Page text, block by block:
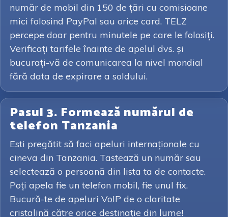
număr de mobil din 150 de țări cu comisioane
mici folosind PayPal sau orice card. TELZ
percepe doar pentru minutele pe care le folosiți.
Verificați tarifele înainte de apelul dvs. și
bucurați-vă de comunicarea la nivel mondial
fără data de expirare a soldului.
Pasul 3. Formează numărul de
telefon Tanzania
Esti pregătit să faci apeluri internaționale cu
cineva din Tanzania. Tastează un număr sau
selectează o persoană din lista ta de contacte.
Poți apela fie un telefon mobil, fie unul fix.
Bucură-te de apeluri VoIP de o claritate
cristalină către orice destinație din lume!